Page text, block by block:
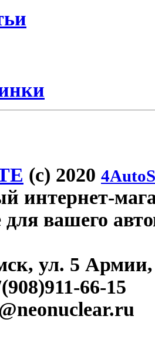
(c) 2020
интернет-
для вашего
ул. 5 Армии,
66-15